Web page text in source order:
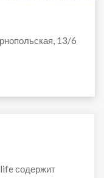
13/6
содержит